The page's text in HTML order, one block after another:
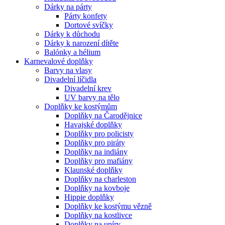
Dárky na párty
Párty konfety
Dortové svíčky
Dárky k důchodu
Dárky k narození dítěte
Balónky a hélium
Karnevalové doplňky
Barvy na vlasy
Divadelní líčidla
Divadelní krev
UV barvy na tělo
Doplňky ke kostýmům
Doplňky na Čarodějnice
Havajské doplňky
Doplňky pro policisty
Doplňky pro piráty
Doplňky na indiány
Doplňky pro mafiány
Klaunské doplňky
Doplňky na charleston
Doplňky na kovboje
Hippie doplňky
Doplňky ke kostýmu vězně
Doplňky na kostlivce